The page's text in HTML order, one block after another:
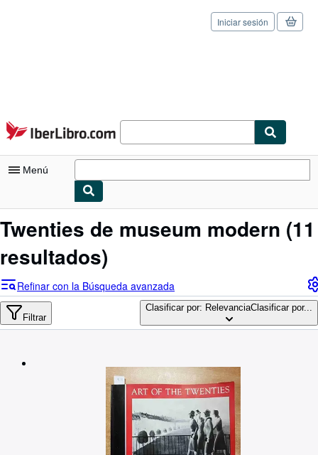
Pasar al contenido principal
IberLibro.com
Iniciar sesión
Menú
Mi cuenta
Búsqueda avanzada
Colecciones
Arte y coleccionismo
Twenties de museum modern (11
resultados)
Refinar con la Búsqueda avanzada
Filtrar
Clasificar por: RelevanciaClasificar por...